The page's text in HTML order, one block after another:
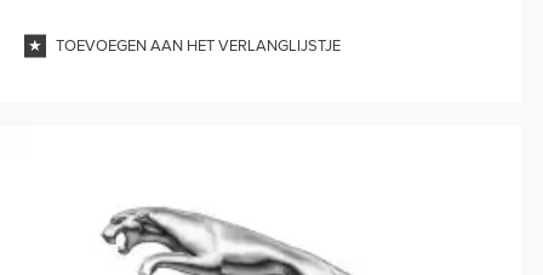
TOEVOEGEN AAN HET VERLANGLIJSTJE